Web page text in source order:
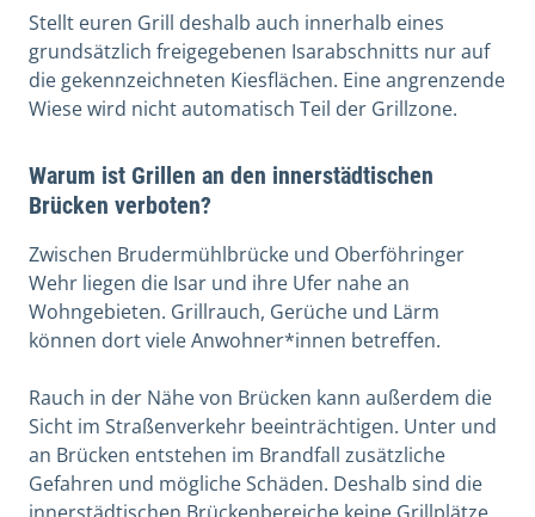
Stellt euren Grill deshalb auch innerhalb eines
grundsätzlich freigegebenen Isarabschnitts nur auf
die gekennzeichneten Kiesflächen. Eine angrenzende
Wiese wird nicht automatisch Teil der Grillzone.
Warum ist Grillen an den innerstädtischen
Brücken verboten?
Zwischen Brudermühlbrücke und Oberföhringer
Wehr liegen die Isar und ihre Ufer nahe an
Wohngebieten. Grillrauch, Gerüche und Lärm
können dort viele Anwohner*innen betreffen.
Rauch in der Nähe von Brücken kann außerdem die
Sicht im Straßenverkehr beeinträchtigen. Unter und
an Brücken entstehen im Brandfall zusätzliche
Gefahren und mögliche Schäden. Deshalb sind die